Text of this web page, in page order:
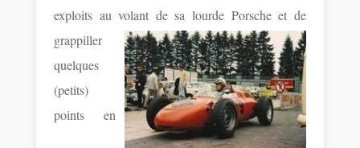
exploits au volant de sa lourde Porsche et de
grappiller
quelques
(petits)
points en